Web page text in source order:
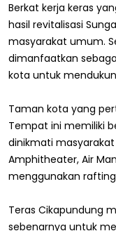
Berkat kerja keras
hasil revitalisasi
masyarakat umum.
dimanfaatkan
kota untuk
Taman kota yang
Tempat ini memiliki
dinikmati
Amphitheater, Air
menggunakan
Teras Cikapundung
sebenarnya untuk